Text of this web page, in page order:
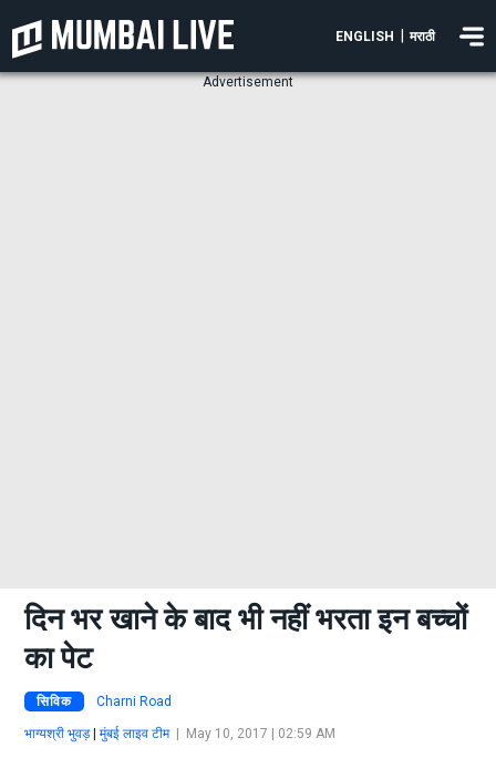
ENGLISH मराठी
Advertisement
दिन भर खाने के बाद भी नहीं भरता इन बच्चों
का पेट
सिविक Charni Road
भाग्यश्री भुवड़ | मुंबई लाइव टीम| May 10, 2017 | 02:59 AM